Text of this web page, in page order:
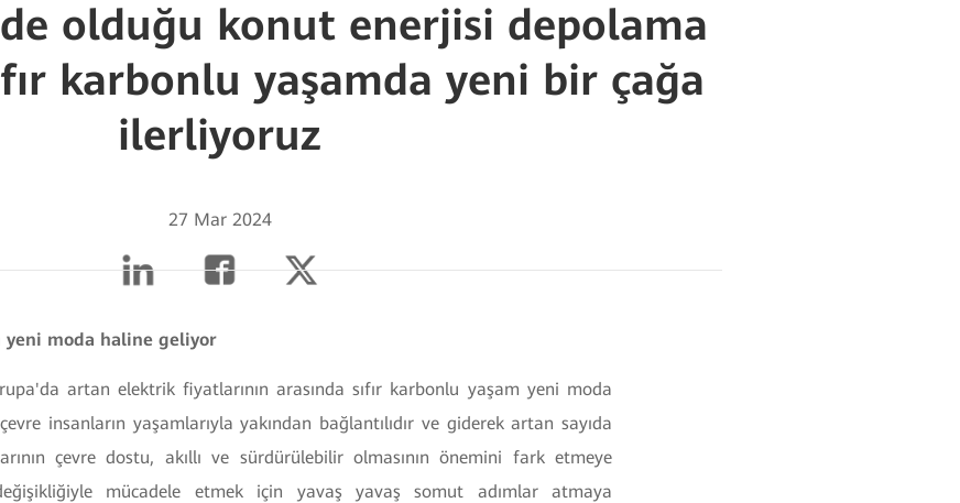
olduğu konut enerjisi depolama
karbonlu yaşamda yeni bir çağa
ilerliyoruz
27 Mar 2024
yeni moda haline geliyor
artan elektrik fiyatlarının arasında sıfır karbonlu yaşam yeni moda
insanların yaşamlarıyla yakından bağlantılıdır ve giderek artan sayıda
çevre dostu, akıllı ve sürdürülebilir olmasının önemini fark etmeye
mücadele etmek için yavaş yavaş somut adımlar atmaya